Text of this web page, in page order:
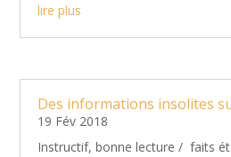
lire plus
Des informations insolites
19 Fév 2018
Instructif, bonne lecture / faits